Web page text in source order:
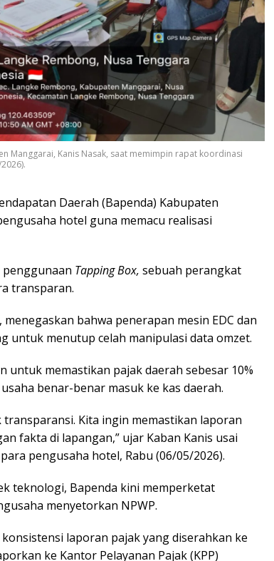
Manggarai, Kanis Nasak, saat memimpin rapat koordinasi
Daerah (Bapenda) Kabupaten
hotel guna memacu realisasi
Tapping Box, sebuah perangkat
transparan.
bahwa penerapan mesin EDC dan
untuk menutup celah manipulasi data omzet.
untuk memastikan pajak daerah sebesar 10%
benar-benar masuk ke kas daerah.
Kita ingin memastikan laporan
fakta di lapangan,” ujar Kaban Kanis usai
pengusaha hotel, Rabu (06/05/2026).
teknologi, Bapenda kini memperketat
menyetorkan NPWP.
laporan pajak yang diserahkan ke
ke Kantor Pelayanan Pajak (KPP)